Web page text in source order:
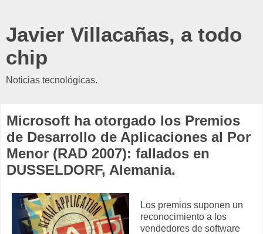
Javier Villacañas, a todo
chip
Noticias tecnológicas.
Microsoft ha otorgado los Premios
de Desarrollo de Aplicaciones al Por
Menor (RAD 2007): fallados en
DUSSELDORF, Alemania.
Los premios suponen un
reconocimiento a los
vendedores de software